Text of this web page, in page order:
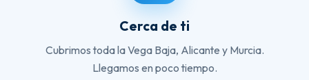
Cerca de ti
Cubrimos toda la Vega Baja, Alicante y Murcia.
Llegamos en poco tiempo.